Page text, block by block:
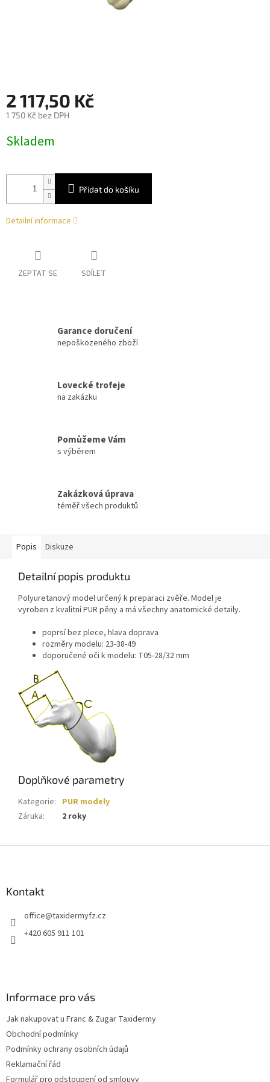
2 117,50 Kč
1 750 Kč bez DPH
cena:
Skladem
Přidat do košíku
Detailní informace
ZEPTAT SE SDÍLET
Garance doručení
nepoškozeného zboží
Lovecké trofeje
na zakázku
Pomůžeme Vám
s výběrem
Zakázková úprava
téměř všech produktů
Popis Diskuze
Detailní popis produktu
Polyuretanový model určený k preparaci zvěře. Model je
vyroben z kvalitní PUR pěny a má všechny anatomické detaily.
poprsí bez plece, hlava doprava
rozměry modelu: 23-38-49
doporučené oči k modelu: T05-28/32 mm
Doplňkové parametry
Kategorie: PUR modely
Záruka: 2 roky
Kontakt
office@taxidermyfz.cz
+420 605 911 101
Informace pro vás
Jak nakupovat u Franc & Zugar Taxidermy
Obchodní podmínky
Podmínky ochrany osobních údajů
Reklamační řád